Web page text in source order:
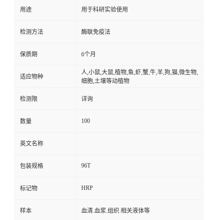
用途 用于科研实验使用
检测方法 酶联免疫法
保质期 6个月
适应物种
人,小鼠,大鼠,植物,鱼,虾,蟹,牛,羊,狗,猫,微生物,
细胞,土壤等动植物
检测限 详询
数量 100
英文名称
包装规格 96T
标记物 HRP
样本 血清.血浆.组织.相关液体等